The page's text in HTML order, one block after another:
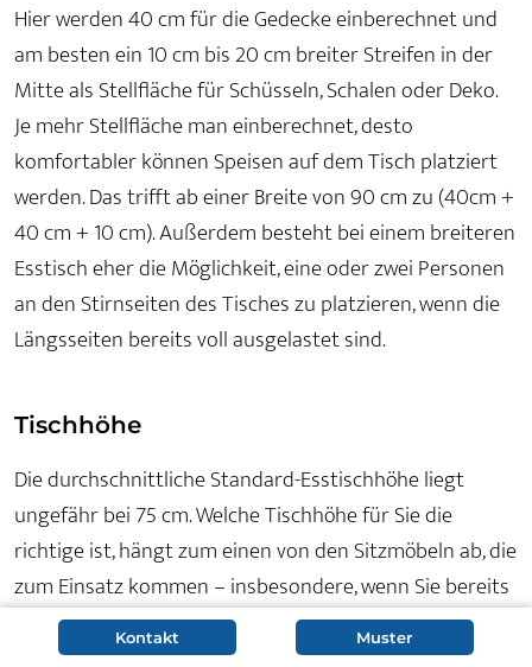
Hier werden 40 cm für die Gedecke einberechnet und
am besten ein 10 cm bis 20 cm breiter Streifen in der
Mitte als Stellfläche für Schüsseln, Schalen oder Deko.
Je mehr Stellfläche man einberechnet, desto
komfortabler können Speisen auf dem Tisch platziert
werden. Das trifft ab einer Breite von 90 cm zu (40cm +
40 cm + 10 cm). Außerdem besteht bei einem breiteren
Esstisch eher die Möglichkeit, eine oder zwei Personen
an den Stirnseiten des Tisches zu platzieren, wenn die
Längsseiten bereits voll ausgelastet sind.
Tischhöhe
Die durchschnittliche Standard-Esstischhöhe liegt
ungefähr bei 75 cm. Welche Tischhöhe für Sie die
richtige ist, hängt zum einen von den Sitzmöbeln ab, die
zum Einsatz kommen – insbesondere, wenn Sie bereits
Stühle haben und einen dazu passenden Esstisch
suchen. Zum anderen ist natürlich Ihre Körpergröße bei
Kontakt Muster